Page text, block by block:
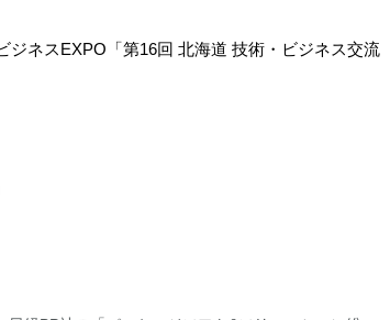
ジネスEXPO「第16回 北海道 技術・ビジネス交流